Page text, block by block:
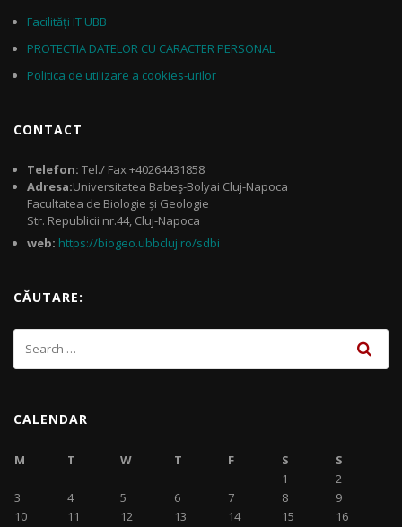
Facilități IT UBB
PROTECTIA DATELOR CU CARACTER PERSONAL
Politica de utilizare a cookies-urilor
CONTACT
Telefon: Tel./ Fax +40264431858
Adresa:Universitatea Babeş-Bolyai Cluj-Napoca
Facultatea de Biologie și Geologie
Str. Republicii nr.44, Cluj-Napoca
web: https://biogeo.ubbcluj.ro/sdbi
CĂUTARE:
CALENDAR
M T W T F S
S
1
2
3
4 5 6 7 8
9
10
11 12 13 14 15
16